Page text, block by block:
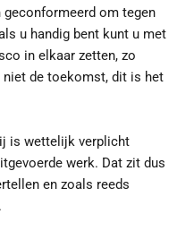
om tegen
u handig bent kunt u met
in elkaar zetten, zo
de toekomst, dit is het
is wettelijk verplicht
werk. Dat zit dus
en zoals reeds